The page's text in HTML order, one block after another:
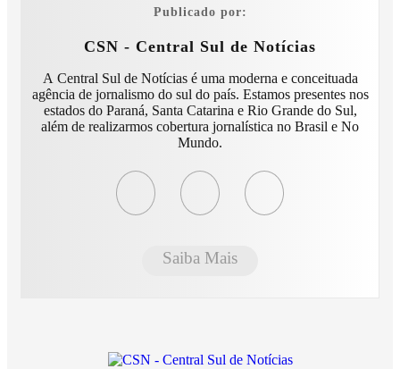
Publicado por:
CSN - Central Sul de Notícias
A Central Sul de Notícias é uma moderna e conceituada
agência de jornalismo do sul do país. Estamos presentes nos
estados do Paraná, Santa Catarina e Rio Grande do Sul,
além de realizarmos cobertura jornalística no Brasil e No
Mundo.
Saiba Mais